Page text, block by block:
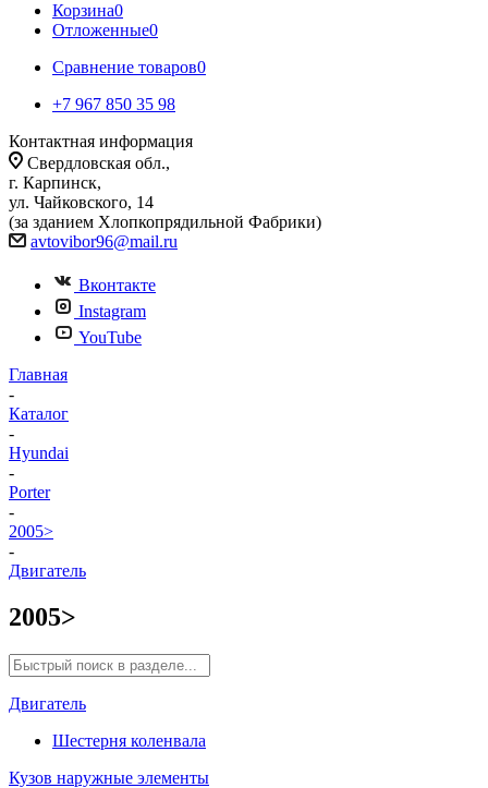
Корзина0
Отложенные0
Сравнение товаров0
+7 967 850 35 98
Контактная информация
Свердловская обл.,
г. Карпинск,
ул. Чайковского, 14
(за зданием Хлопкопрядильной Фабрики)
avtovibor96@mail.ru
Вконтакте
Instagram
YouTube
Главная
-
Каталог
-
Hyundai
-
Porter
-
2005>
-
Двигатель
2005>
Двигатель
Шестерня коленвала
Кузов наружные элементы